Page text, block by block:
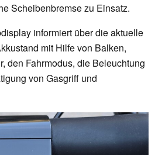
Scheibenbremse zu Einsatz.
informiert über die aktuelle
mit Hilfe von Balken,
den Fahrmodus, die Beleuchtung
von Gasgriff und